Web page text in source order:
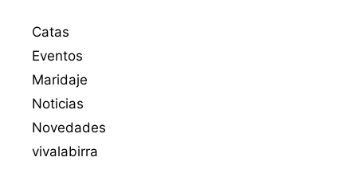
Catas
Eventos
Maridaje
Noticias
Novedades
vivalabirra